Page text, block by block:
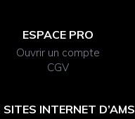
ESPACE PRO
Ouvrir un compte
CGV
SITES INTERNET D’AMS